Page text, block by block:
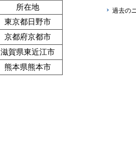
所在地
東京都日野市
京都府京都市
滋賀県東近江市
熊本県熊本市
過去の